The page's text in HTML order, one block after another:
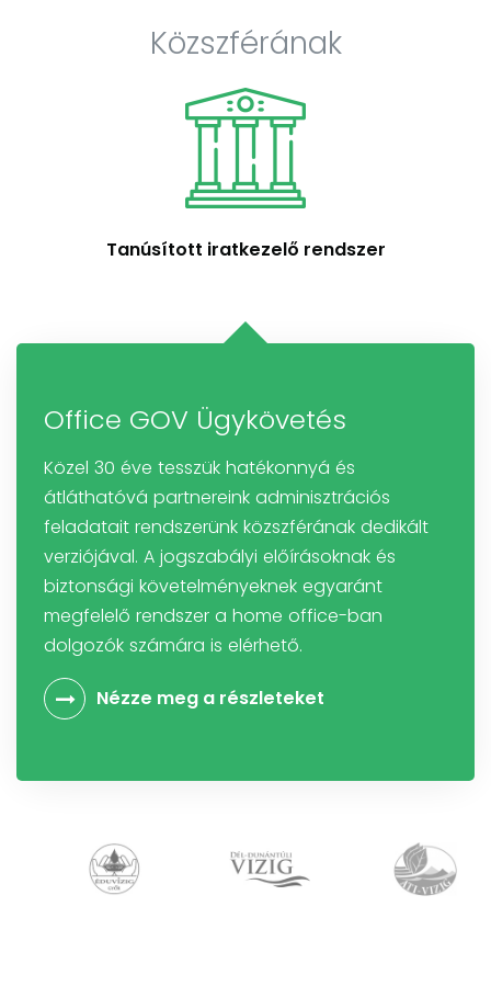
Közszférának
Tanúsított iratkezelő rendszer
Office GOV Ügykövetés
Közel 30 éve tesszük hatékonnyá és
átláthatóvá partnereink adminisztrációs
feladatait rendszerünk közszférának dedikált
verziójával. A jogszabályi előírásoknak és
biztonsági követelményeknek egyaránt
megfelelő rendszer a home office-ban
dolgozók számára is elérhető.
Nézze meg a részleteket